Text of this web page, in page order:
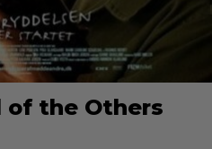
of the Others